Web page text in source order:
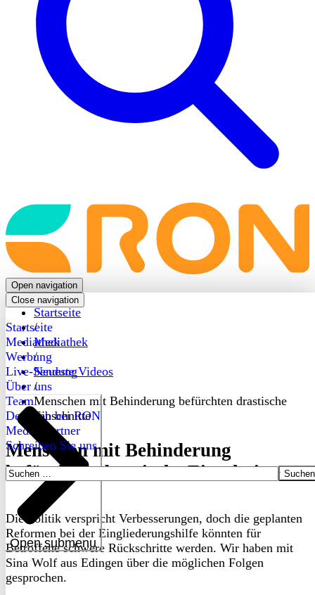
Back
to
frontpage
Open navigation
Close navigation
Startseite
Mediathek
Werbung
Live-Sendung
Über uns
Open submenu
Team
Dein Job bei RON
Medienpartner
Schreiben Sie uns
Suchen
Startseite
/
Mediathek
/
Neueste Videos
/
Menschen mit Behinderung befürchten drastische
Einschnitte
Menschen mit Behinderung
befürchten drastische Einschnitte
Die Politik verspricht Verbesserungen, doch die geplanten
Reformen bei der Eingliederungshilfe könnten für
Betroffene schwere Rückschritte werden. Wir haben mit
Sina Wolf aus Edingen über die möglichen Folgen
gesprochen.